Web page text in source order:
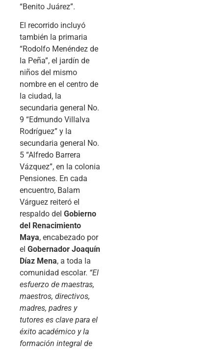
“Benito Juárez”.
El recorrido incluyó
también la primaria
“Rodolfo Menéndez de
la Peña”, el jardín de
niños del mismo
nombre en el centro de
la ciudad, la
secundaria general No.
9 “Edmundo Villalva
Rodríguez” y la
secundaria general No.
5 “Alfredo Barrera
Vázquez”, en la colonia
Pensiones. En cada
encuentro, Balam
Várguez reiteró el
respaldo del Gobierno
del Renacimiento
Maya, encabezado por
el Gobernador Joaquín
Díaz Mena, a toda la
comunidad escolar. “El
esfuerzo de maestras,
maestros, directivos,
madres, padres y
tutores es clave para el
éxito académico y la
formación integral de